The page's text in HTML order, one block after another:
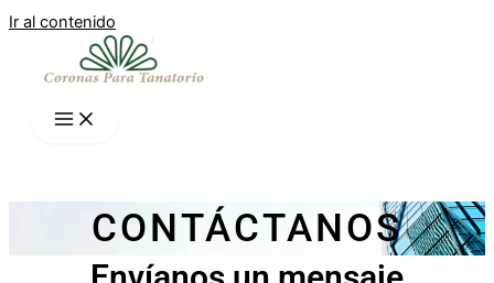
Ir al contenido
CONTÁCTANOS